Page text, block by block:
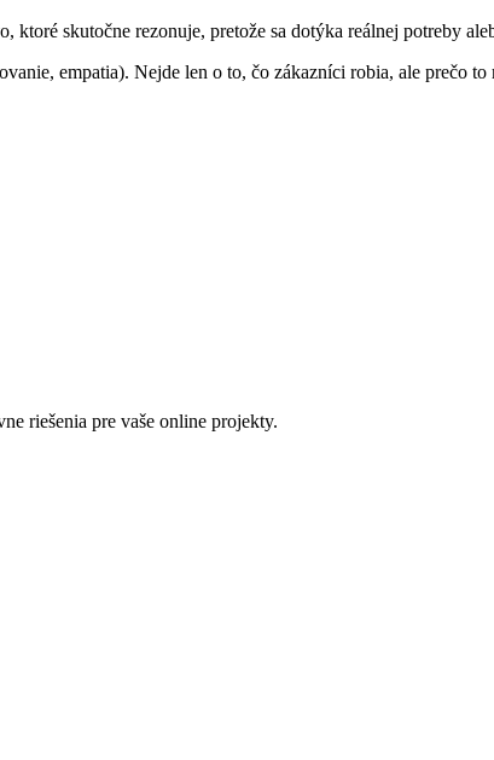
ktoré skutočne rezonuje, pretože sa dotýka reálnej potreby
empatia). Nejde len o to, čo zákazníci robia, ale prečo to
riešenia pre vaše online projekty.